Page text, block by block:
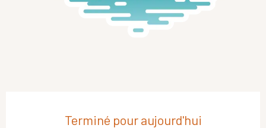
Terminé pour aujourd'hui